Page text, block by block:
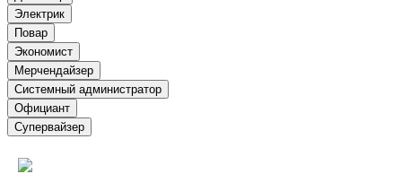
Электрик
Повар
Экономист
Мерчендайзер
Системный администратор
Официант
Супервайзер